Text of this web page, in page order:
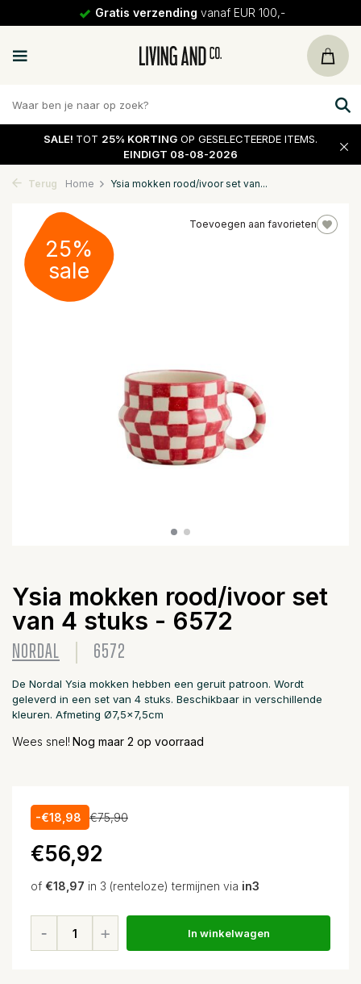
Gratis verzending vanaf EUR 100,-
SALE! TOT 25% KORTING OP GESELECTEERDE ITEMS.
EINDIGT 08-08-2026
Terug Home Ysia mokken rood/ivoor set van...
Toevoegen aan favorieten
25%
sale
Ysia mokken rood/ivoor set
van 4 stuks - 6572
NORDAL 6572
De Nordal Ysia mokken hebben een geruit patroon. Wordt
geleverd in een set van 4 stuks. Beschikbaar in verschillende
kleuren. Afmeting Ø7,5x7,5cm
Wees snel! Nog maar 2 op voorraad
-€18,98 €75,90
€56,92
of €18,97 in 3 (renteloze) termijnen via in3
In winkelwagen